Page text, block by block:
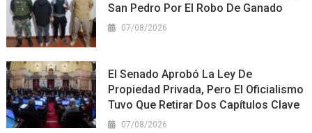
San Pedro Por El Robo De Ganado
07/08/2026
El Senado Aprobó La Ley De
Propiedad Privada, Pero El Oficialismo
Tuvo Que Retirar Dos Capítulos Clave
07/08/2026